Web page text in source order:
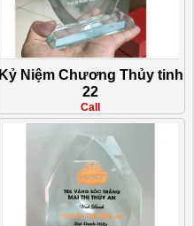
Kỷ Niệm Chương Thủy tinh
22
Call